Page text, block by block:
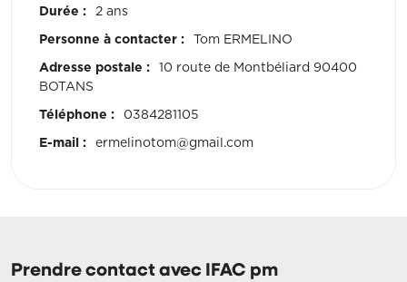
Durée : 2 ans
Personne à contacter : Tom ERMELINO
Adresse postale : 10 route de Montbéliard 90400
BOTANS
Téléphone : 0384281105
E-mail : ermelinotom@gmail.com
Prendre contact avec IFAC pm